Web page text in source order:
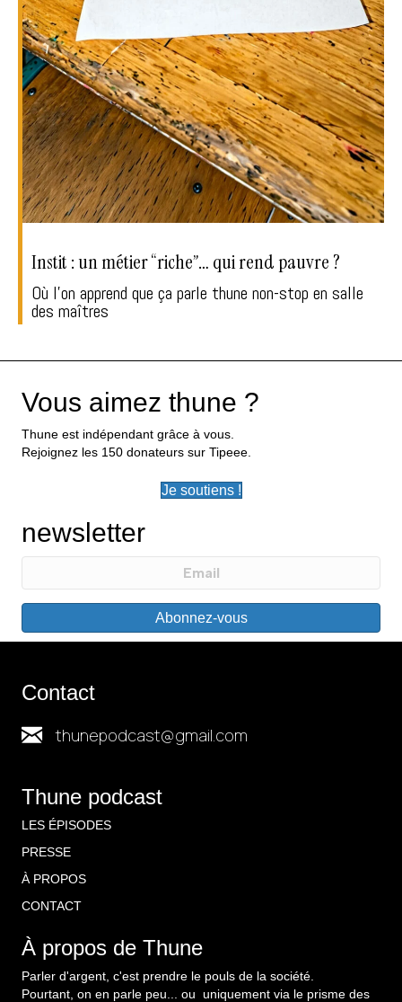
Instit : un métier “riche”… qui rend pauvre ?
Où l'on apprend que ça parle thune non-stop en salle
des maîtres
Vous aimez thune ?
Thune est indépendant grâce à vous.
Rejoignez les 150 donateurs sur Tipeee.
Je soutiens !
newsletter
Abonnez-vous
Contact
thunepodcast@gmail.com
Thune podcast
LES ÉPISODES
PRESSE
À PROPOS
CONTACT
À propos de Thune
Parler d'argent, c'est prendre le pouls de la société.
Pourtant, on en parle peu... ou uniquement via le prisme des